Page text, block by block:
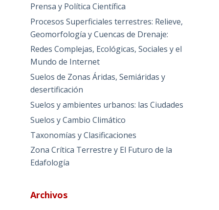
Prensa y Política Científica
Procesos Superficiales terrestres: Relieve,
Geomorfología y Cuencas de Drenaje:
Redes Complejas, Ecológicas, Sociales y el
Mundo de Internet
Suelos de Zonas Áridas, Semiáridas y
desertificación
Suelos y ambientes urbanos: las Ciudades
Suelos y Cambio Climático
Taxonomías y Clasificaciones
Zona Crítica Terrestre y El Futuro de la
Edafología
Archivos